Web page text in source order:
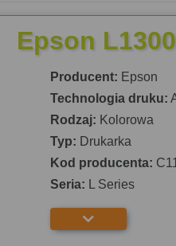
Epson L1300
Producent: Epson
Technologia druku:
Rodzaj: Kolorowa
Typ: Drukarka
Kod producenta:
Seria: L Series